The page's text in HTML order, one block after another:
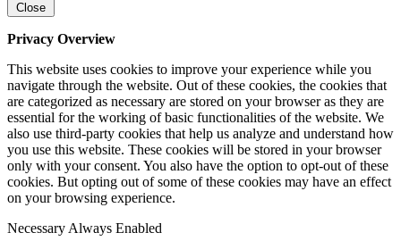
Close
Privacy Overview
This website uses cookies to improve your experience while you
navigate through the website. Out of these cookies, the cookies that
are categorized as necessary are stored on your browser as they are
essential for the working of basic functionalities of the website. We
also use third-party cookies that help us analyze and understand how
you use this website. These cookies will be stored in your browser
only with your consent. You also have the option to opt-out of these
cookies. But opting out of some of these cookies may have an effect
on your browsing experience.
NecessaryAlways Enabled